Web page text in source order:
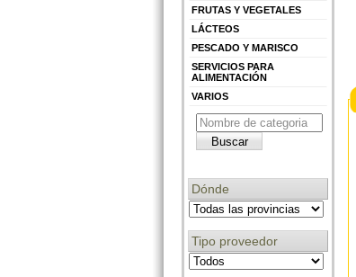
FRUTAS Y VEGETALES
LÁCTEOS
PESCADO Y MARISCO
SERVICIOS PARA
ALIMENTACIÓN
VARIOS
Dónde
Tipo proveedor